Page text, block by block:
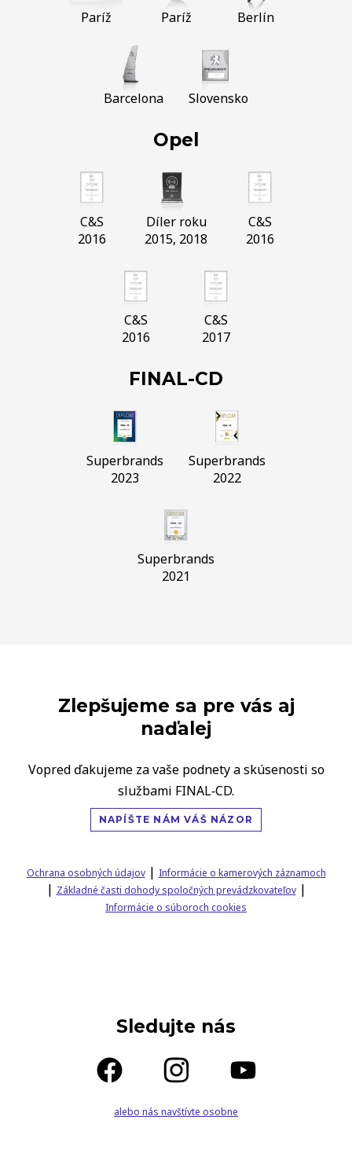
Paríž Paríž Berlín
Barcelona Slovensko
Opel
C&S
2016
Díler roku
2015, 2018
C&S
2016
C&S
2016
C&S
2017
FINAL-CD
Superbrands
2023
Superbrands
2022
Superbrands
2021
Zlepšujeme sa pre vás aj
naďalej
Vopred ďakujeme za vaše podnety a skúsenosti so
službami FINAL‑CD.
NAPÍŠTE NÁM VÁŠ NÁZOR
Ochrana osobných údajov| Informácie o kamerových záznamoch
| Základné časti dohody spoločných prevádzkovateľov|
Informácie o súboroch cookies
Sledujte nás
alebo nás navštívte osobne